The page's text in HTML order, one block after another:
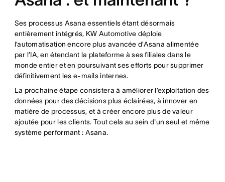
Ses processus Asana essentiels étant désormais
entièrement intégrés, KW Automotive déploie
l’automatisation encore plus avancée d’Asana alimentée
par l’IA, en étendant la plateforme à ses filiales dans le
monde entier et en poursuivant ses efforts pour supprimer
définitivement les e-mails internes.
La prochaine étape consistera à améliorer l’exploitation des
données pour des décisions plus éclairées, à innover en
matière de processus, et à créer encore plus de valeur
ajoutée pour les clients. Tout cela au sein d'un seul et même
système performant : Asana.